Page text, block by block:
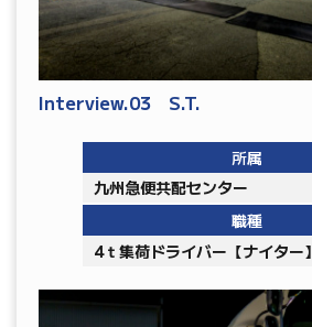
Interview.03 S.T.
所属
九州急便共配センター
職種
4ｔ集荷ドライバー【ナイター】